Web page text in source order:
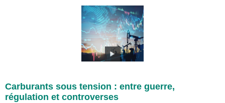
Carburants sous tension : entre guerre,
régulation et controverses